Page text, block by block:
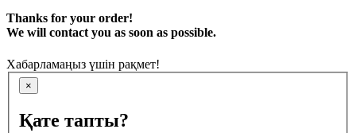
Thanks for your order!
We will contact you as soon as possible.
Хабарламаңыз үшін рақмет!
×
Қате тапты?